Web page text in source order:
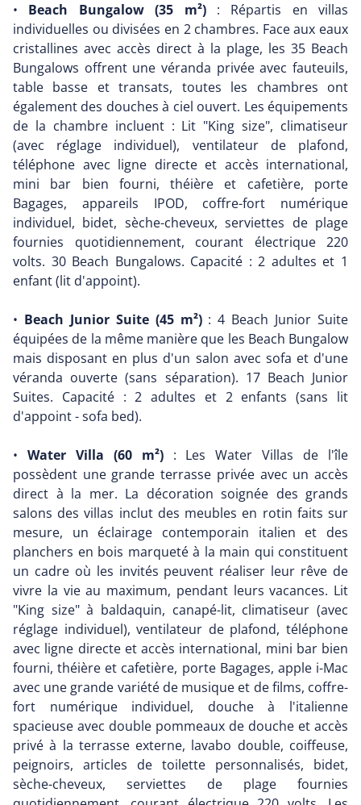
• Beach Bungalow (35 m²): Répartis en villas
individuelles ou divisées en 2 chambres. Face aux eaux
cristallines avec accès direct à la plage, les 35 Beach
Bungalows offrent une véranda privée avec fauteuils,
table basse et transats, toutes les chambres ont
également des douches à ciel ouvert. Les équipements
de la chambre incluent : Lit "King size", climatiseur
(avec réglage individuel), ventilateur de plafond,
téléphone avec ligne directe et accès international,
mini bar bien fourni, théière et cafetière, porte
Bagages, appareils IPOD, coffre-fort numérique
individuel, bidet, sèche-cheveux, serviettes de plage
fournies quotidiennement, courant électrique 220
volts. 30 Beach Bungalows. Capacité : 2 adultes et 1
enfant (lit d'appoint).
• Beach Junior Suite (45 m²): 4 Beach Junior Suite
équipées de la même manière que les Beach Bungalow
mais disposant en plus d'un salon avec sofa et d'une
véranda ouverte (sans séparation). 17 Beach Junior
Suites. Capacité : 2 adultes et 2 enfants (sans lit
d'appoint - sofa bed).
• Water Villa (60 m²): Les Water Villas de l'île
possèdent une grande terrasse privée avec un accès
direct à la mer. La décoration soignée des grands
salons des villas inclut des meubles en rotin faits sur
mesure, un éclairage contemporain italien et des
planchers en bois marqueté à la main qui constituent
un cadre où les invités peuvent réaliser leur rêve de
vivre la vie au maximum, pendant leurs vacances. Lit
"King size" à baldaquin, canapé-lit, climatiseur (avec
réglage individuel), ventilateur de plafond, téléphone
avec ligne directe et accès international, mini bar bien
fourni, théière et cafetière, porte Bagages, apple i-Mac
avec une grande variété de musique et de films, coffre-
fort numérique individuel, douche à l'italienne
spacieuse avec double pommeaux de douche et accès
privé à la terrasse externe, lavabo double, coiffeuse,
peignoirs, articles de toilette personnalisés, bidet,
sèche-cheveux, serviettes de plage fournies